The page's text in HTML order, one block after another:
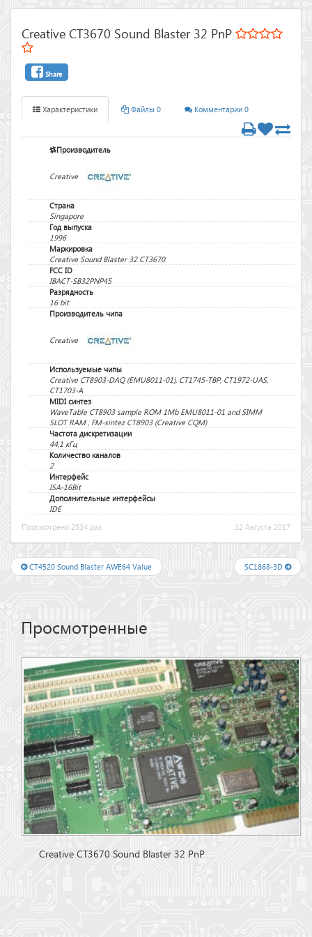
Creative CT3670 Sound Blaster 32 PnP
Share
Характеристики Файлы 0 Комментарии 0
Производитель
Creative
Страна
Singapore
Год выпуска
1996
Маркировка
Creative Sound Blaster 32 CT3670
FCC ID
IBACT-SB32PNP45
Разрядность
16 bit
Производитель чипа
Creative
Используемые чипы
Creative CT8903-DAQ (EMU8011-01), CT1745-TBP, CT1972-UAS,
CT1703-A
MIDI синтез
WaveTable CT8903 sample ROM 1Mb EMU8011-01 and SIMM
SLOT RAM , FM-sintez CT8903 (Creative CQM)
Частота дискретизации
44,1 кГц
Количество каналов
2
Интерфейс
ISA-16Bit
Дополнительные интерфейсы
IDE
Просмотрено 2534 раз
12 Августа 2017
CT4520 Sound Blaster AWE64 Value SC1868-3D
Просмотренные
Creative CT3670 Sound Blaster 32 PnP